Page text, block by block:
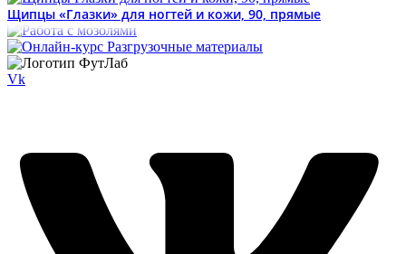
Щипцы «Глазки» для ногтей и кожи, 90, прямые
Vk